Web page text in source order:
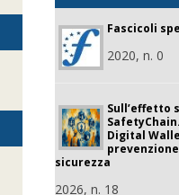
Fascicoli
2020, n. 0
Sull’effetto
Digital
sicurezza
2026, n. 18